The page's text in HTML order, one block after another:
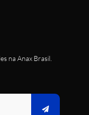
na Anax Brasil.